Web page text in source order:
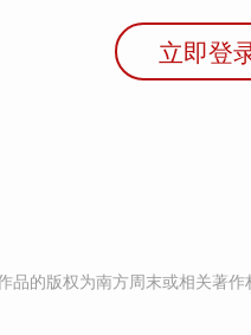
立即登
品的版权为南方周末或相关著